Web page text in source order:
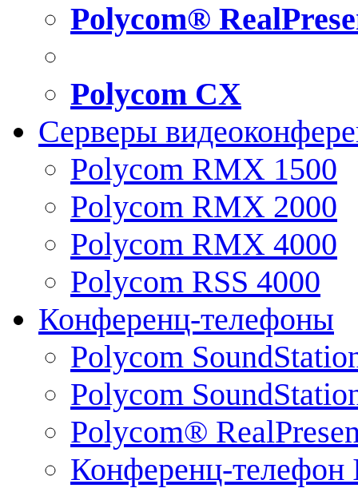
Polycom®
Polycom CX
Серверы
Polycom RMX 1500
Polycom RMX 2000
Polycom RMX 4000
Polycom RSS 4000
Конференц-телефоны
Polycom
Polycom
Polycom®
Конференц-телефон